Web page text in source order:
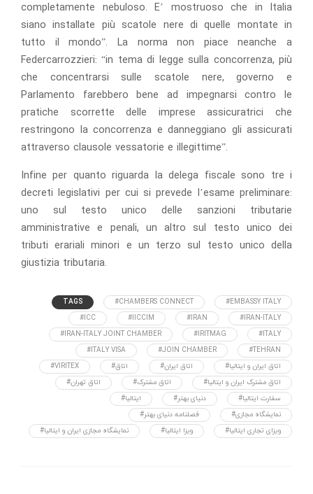
completamente nebuloso. E’ mostruoso che in Italia
siano installate più scatole nere di quelle montate in
tutto il mondo”. La norma non piace neanche a
Federcarrozzieri: “in tema di legge sulla concorrenza, più
che concentrarsi sulle scatole nere, governo e
Parlamento farebbero bene ad impegnarsi contro le
pratiche scorrette delle imprese assicuratrici che
restringono la concorrenza e danneggiano gli assicurati
attraverso clausole vessatorie e illegittime”.
Infine per quanto riguarda la delega fiscale sono tre i
decreti legislativi per cui si prevede l’esame preliminare:
uno sul testo unico delle sanzioni tributarie
amministrative e penali, un altro sul testo unico dei
tributi erariali minori e un terzo sul testo unico della
giustizia tributaria.
TAGS #CHAMBERS CONNECT
#EMBASSY ITALY
#ICC
#IICCIM #IRAN
#IRAN-ITALY
#IRAN-ITALY JOINT CHAMBER
#IRITMAG
#ITALY
#ITALY VISA
#JOIN CHAMBER
#TEHRAN
#VIRITEX
#اتاق #اتاق ایران
#اتاق ایران و ایتالیا
#اتاق تهران
#اتاق مشترک
#اتاق مشترک ایران و ایتالیا
#ایتالیا
#دنیای بهتر
#سفارت ایتالیا
#فصلنامه دنیای بهتر
#نمایشگاه مجازی
#نمایشگاه مجازی ایران و ایتالیا
#ویزا ایتالیا #ویزای تجاری ایتالیا